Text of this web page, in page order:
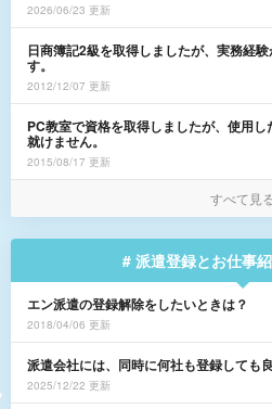
2026/06/23 更新
日商簿記2級を取得しましたが、実務経
す。
2012/12/07 更新
PC教室で資格を取得しましたが、使用
就けません。
2015/08/17 更新
すべて見
# 派遣登録とお仕事
エン派遣の登録解除をしたいときは？
2018/04/06 更新
派遣会社には、同時に何社も登録しても
2025/12/22 更新